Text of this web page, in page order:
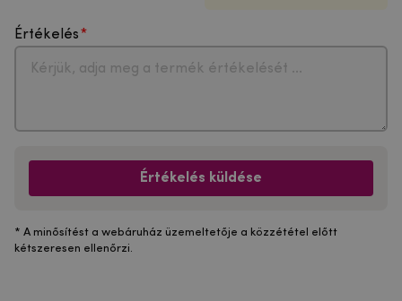
Értékelés
Értékelés küldése
* A minősítést a webáruház üzemeltetője a közzététel előtt
kétszeresen ellenőrzi.